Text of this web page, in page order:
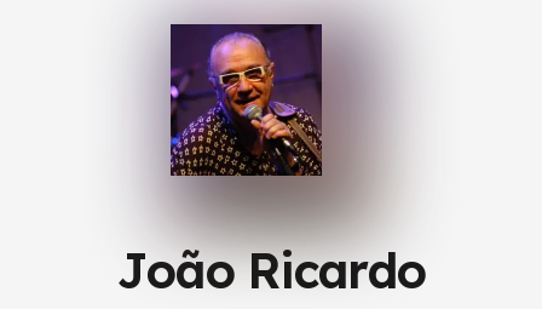
João Ricardo